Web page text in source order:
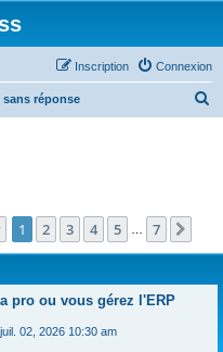
Connexion
Inscription
sans réponse
c
Page 1sur7
1 2 3 4 5 7
pro ou vous gérez l'ERP
02, 2026 10:30 am